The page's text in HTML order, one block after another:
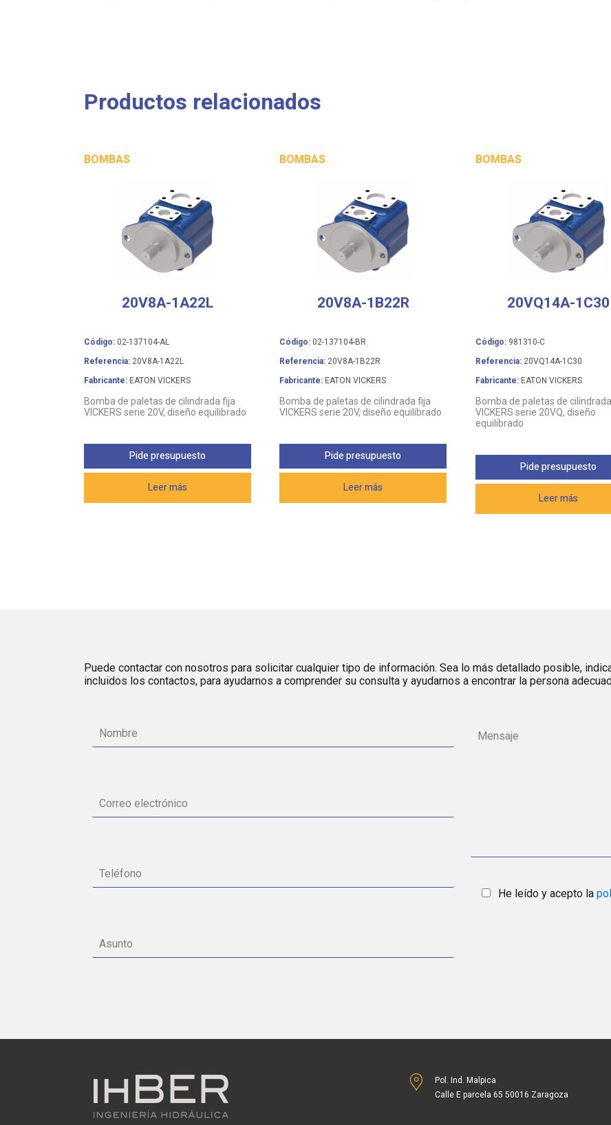
Productos relacionados
BOMBAS
20V8A-1A22L
Código: 02-137104-AL
Referencia: 20V8A-1A22L
Fabricante: EATON VICKERS
Bomba de paletas de cilindrada fija
VICKERS serie 20V, diseño equilibrado
Leer más
Pide presupuesto
BOMBAS
20V8A-1B22R
Código: 02-137104-BR
Referencia: 20V8A-1B22R
Fabricante: EATON VICKERS
Bomba de paletas de cilindrada fija
VICKERS serie 20V, diseño equilibrado
Leer más
Pide presupuesto
BOMBAS
20VQ14A-1C30
Código:981310-C
Referencia:20VQ14A-1C30
Fabricante:EATON VICKERS
Bomba de paletas de
VICKERS serie 20VQ, diseño
equilibrado
Leer más
Pide presupuesto
Puede contactar con nosotros para solicitar cualquier tipo de información. Sea lo más detallado posible,
incluidos los contactos, para ayudarnos a comprender su consulta y ayudarnos a encontrar la persona
He leído y acepto la
Pol. Ind. Malpica
Calle E parcela 65 50016 Zaragoza